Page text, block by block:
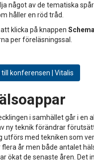
något av de tematiska
håller en röd tråd.
klicka på knappen Schema
per föreläsningssal.
till konferensen | Vitalis
i samhället går i en
ny teknik förändrar
utförs med tekniken som
år men både antalet
ökat de senaste åren. Det